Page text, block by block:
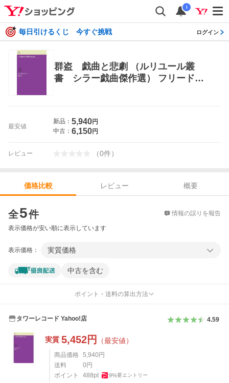
i
毎日引けるくじ 今すぐ挑戦 ログイン
群盗 戯曲と悲劇 （ルリユール叢
書 シラー戯曲傑作選） フリードリ
最安値
新品： 5,940円
中古： 6,150円
レビュー （0件）
価格比較 レビュー
概要
全5件 情報の誤りを報告
表示価格が安い順に表示しています
表示価格： 実質価格
中古を含む
ポイント・送料の算出方法
タワーレコード Yahoo!店 4.59
実質 5,452円 （最安値）
商品価格 5,940 円
送料
0 円
ポイント
488pt 9%要エントリー